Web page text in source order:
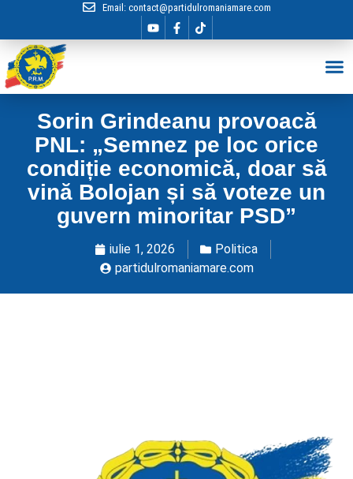
Email: contact@partidulromaniamare.com
Sorin Grindeanu provoacă
PNL: „Semnez pe loc orice
condiție economică, doar să
vină Bolojan și să voteze un
guvern minoritar PSD”
iulie 1, 2026
Politica
partidulromaniamare.com